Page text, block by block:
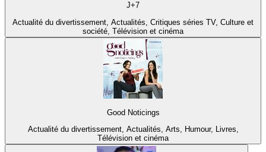
J+7
Actualité du divertissement, Actualités, Critiques séries TV, Culture et
société, Télévision et cinéma
Good Noticings
Actualité du divertissement, Actualités, Arts, Humour, Livres,
Télévision et cinéma